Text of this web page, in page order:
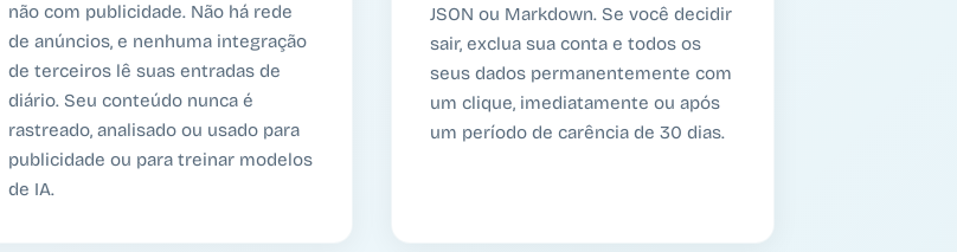
não com publicidade. Não há rede
de anúncios, e nenhuma integração
de terceiros lê suas entradas de
diário. Seu conteúdo nunca é
rastreado, analisado ou usado para
publicidade ou para treinar modelos
de IA.
JSON ou Markdown. Se você decidir
sair, exclua sua conta e todos os
seus dados permanentemente com
um clique, imediatamente ou após
um período de carência de 30 dias.